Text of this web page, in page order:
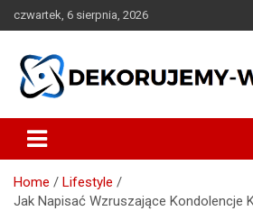
to
czwartek, 6 sierpnia, 2026
dekorujemy-
Home
Lifestyle
Jak Napisać Wzruszające Kondolencje